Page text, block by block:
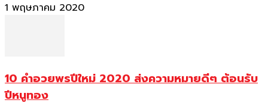
1 พฤษภาคม 2020
10 คำอวยพรปีใหม่ 2020 ส่งความหมายดีๆ ต้อนรับ
ปีหนูทอง